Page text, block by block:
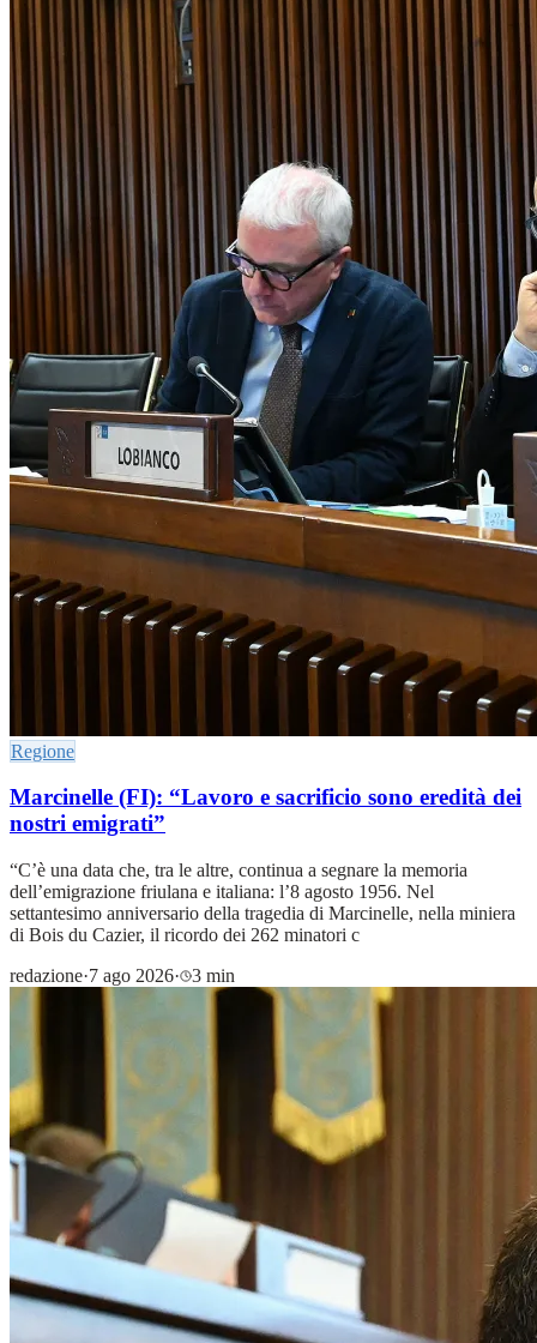
Regione
Marcinelle (FI): “Lavoro e sacrificio sono eredità dei
nostri emigrati”
“C’è una data che, tra le altre, continua a segnare la memoria
dell’emigrazione friulana e italiana: l’8 agosto 1956. Nel
settantesimo anniversario della tragedia di Marcinelle, nella miniera
di Bois du Cazier, il ricordo dei 262 minatori c
redazione·7 ago 2026· 3 min